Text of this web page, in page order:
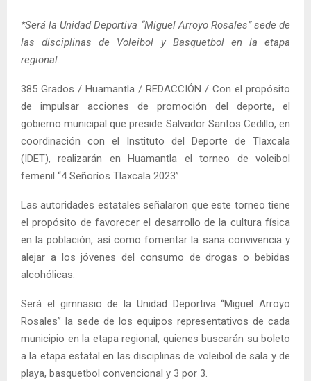
*Será la Unidad Deportiva “Miguel Arroyo Rosales” sede de
las disciplinas de Voleibol y Basquetbol en la etapa
regional.
385 Grados / Huamantla / REDACCIÓN / Con el propósito
de impulsar acciones de promoción del deporte, el
gobierno municipal que preside Salvador Santos Cedillo, en
coordinación con el Instituto del Deporte de Tlaxcala
(IDET), realizarán en Huamantla el torneo de voleibol
femenil “4 Señoríos Tlaxcala 2023”.
Las autoridades estatales señalaron que este torneo tiene
el propósito de favorecer el desarrollo de la cultura física
en la población, así como fomentar la sana convivencia y
alejar a los jóvenes del consumo de drogas o bebidas
alcohólicas.
Será el gimnasio de la Unidad Deportiva “Miguel Arroyo
Rosales” la sede de los equipos representativos de cada
municipio en la etapa regional, quienes buscarán su boleto
a la etapa estatal en las disciplinas de voleibol de sala y de
playa, basquetbol convencional y 3 por 3.